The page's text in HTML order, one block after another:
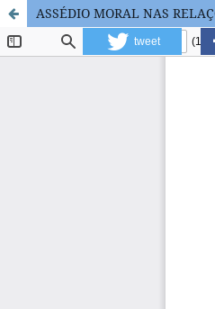
ASSÉDIO MORAL NAS
tweet